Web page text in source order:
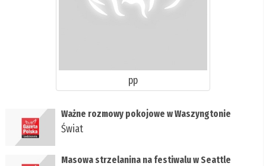
pp
Ważne rozmowy pokojowe w Waszyngtonie
Świat
Masowa strzelanina na festiwalu w Seattle